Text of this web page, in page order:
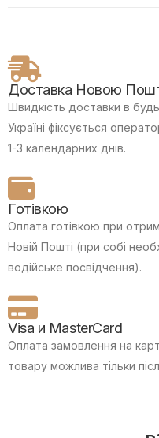
Доставка Новою
Швидкість доставки в
Україні фіксується
1-3 календарних днів.
Готівкою
Оплата готівкою при
Новій Пошті (при собі
водійське посвідчення).
Visa и MasterCard
Оплата замовлення на
товару можлива тільки